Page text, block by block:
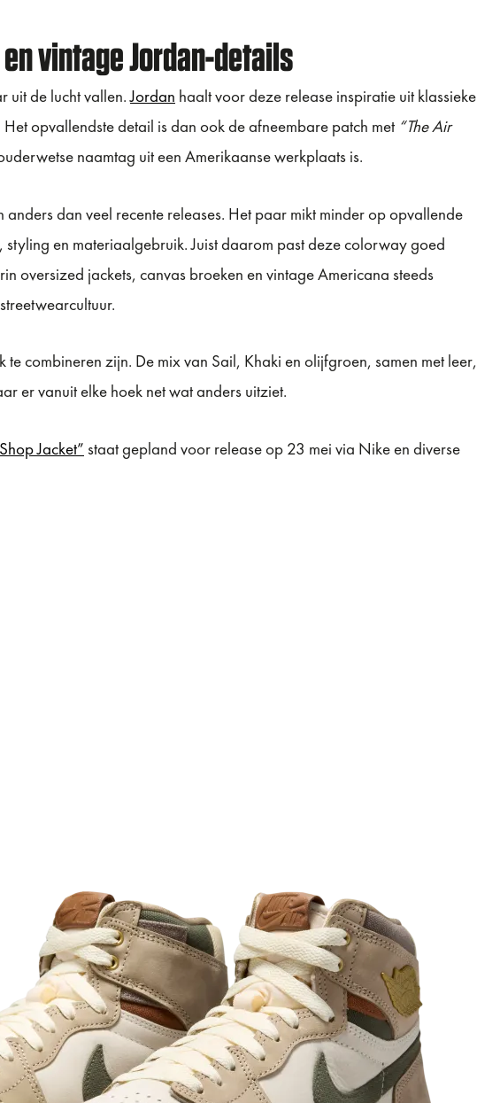
vintage Jordan-details
uit de lucht vallen.Jordan haalt voor deze release inspiratie uit klassieke
opvallendste detail is dan ook de afneembare patch met “The Air
naamtag uit een Amerikaanse werkplaats is.
anders dan veel recente releases. Het paar mikt minder op opvallende
en materiaalgebruik. Juist daarom past deze colorway goed
oversized jackets, canvas broeken en vintage Americana steeds
combineren zijn. De mix van Sail, Khaki en olijfgroen, samen met leer,
er vanuit elke hoek net wat anders uitziet.
Jacket” staat gepland voor release op 23 mei via Nike en diverse